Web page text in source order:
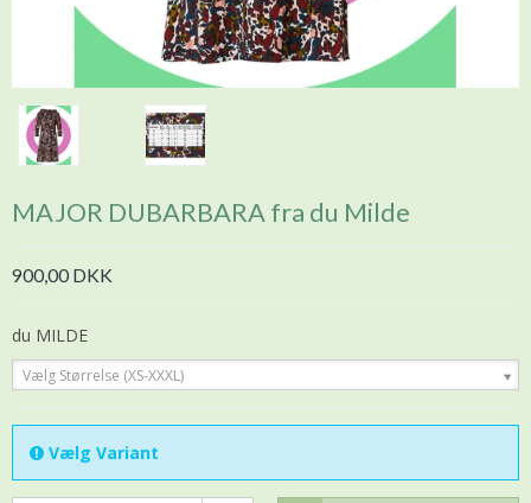
MAJOR DUBARBARA fra du Milde
900,00 DKK
du MILDE
Vælg Størrelse (XS-XXXL)
Vælg Variant